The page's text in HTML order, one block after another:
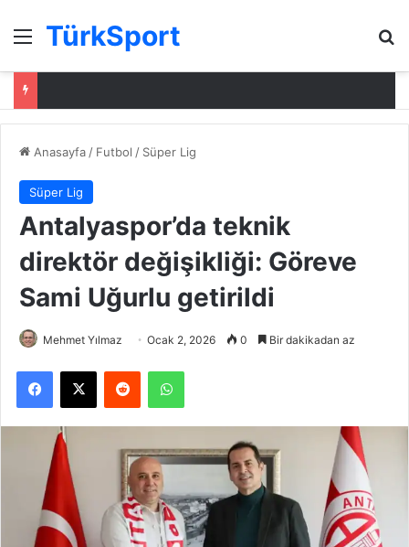
Menü
TürkSport
Anasayfa / Futbol / Süper Lig
Süper Lig
Antalyaspor’da teknik
direktör değişikliği: Göreve
Sami Uğurlu getirildi
Mehmet Yılmaz Ocak 2, 2026 0 Bir dakikadan az
Facebook
X Reddit WhatsApp